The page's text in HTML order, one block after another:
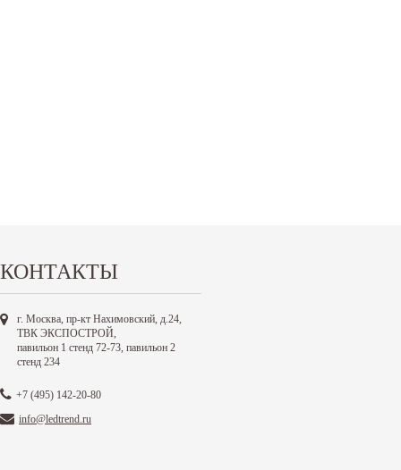
КОНТАКТЫ
г. Москва, пр-кт Нахимовский, д.24,
ТВК ЭКСПОСТРОЙ,
павильон 1 стенд 72-73, павильон 2
стенд 234
+7 (495) 142-20-80
info@ledtrend.ru